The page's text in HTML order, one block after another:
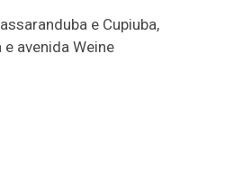
e Cupiuba,
avenida Weine